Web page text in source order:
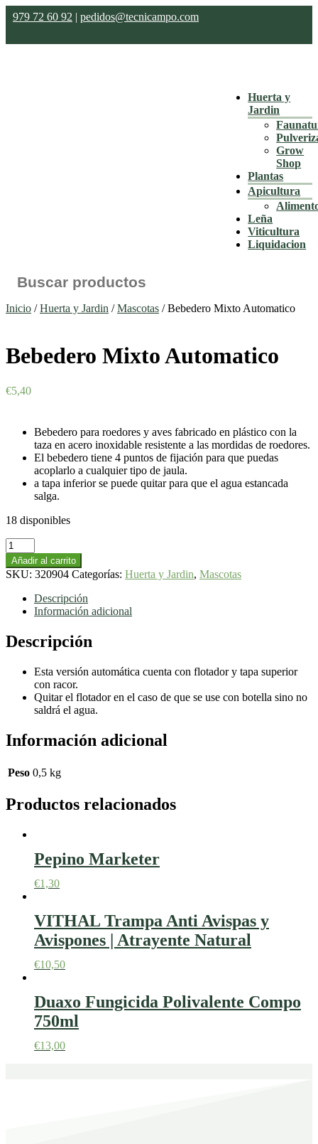
979 72 60 92 | pedidos@tecnicampo.com
Huerta y
Jardin
Grow
Shop
Plantas
Apicultura
Leña
Viticultura
Liquidacion
Inicio /Huerta y Jardin /Mascotas / Bebedero Mixto Automatico
Bebedero Mixto Automatico
€5,40
Bebedero para roedores y aves fabricado en plástico con la
taza en acero inoxidable resistente a las mordidas de roedores.
El bebedero tiene 4 puntos de fijación para que puedas
acoplarlo a cualquier tipo de jaula.
a tapa inferior se puede quitar para que el agua estancada
salga.
18 disponibles
Bebedero
Mixto
Automatico
cantidad
Añadir al carrito
SKU: 320904 Categorías: Huerta y Jardin, Mascotas
Descripción
Información adicional
Descripción
Esta versión automática cuenta con flotador y tapa superior
con racor.
Quitar el flotador en el caso de que se use con botella sino no
saldrá el agua.
Información adicional
Peso 0,5 kg
Productos relacionados
Pepino Marketer
€1,30
VITHAL Trampa Anti Avispas y
Avispones | Atrayente Natural
€10,50
Duaxo Fungicida Polivalente Compo
750ml
€13,00